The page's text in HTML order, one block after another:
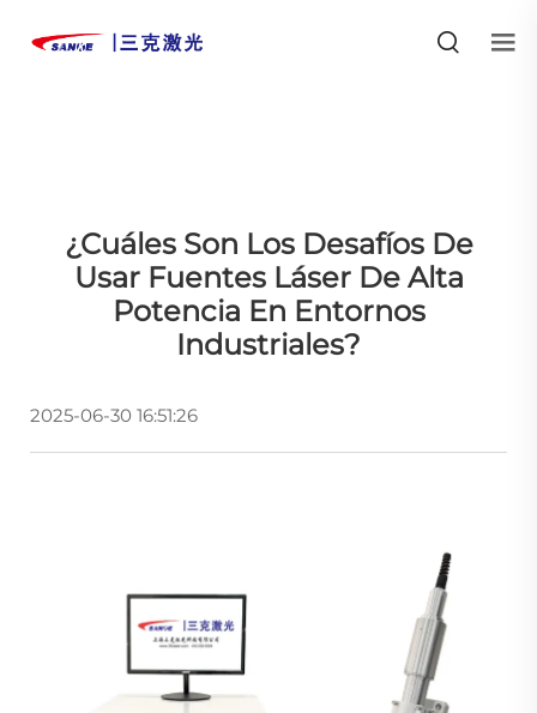
¿Cuáles Son Los Desafíos De
Usar Fuentes Láser De Alta
Potencia En Entornos
Industriales?
2025-06-30 16:51:26